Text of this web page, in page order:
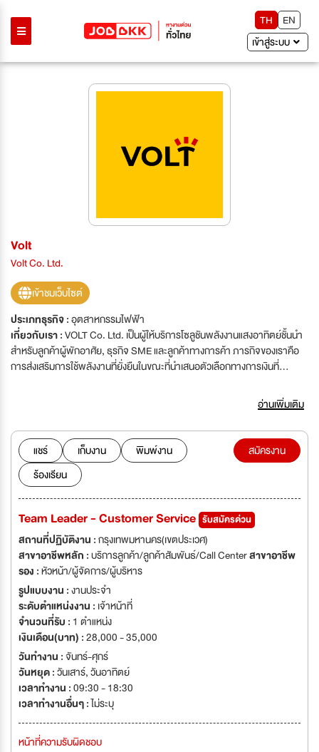
TH
EN
เข้าสู่ระบบ
Volt
Volt Co. Ltd.
เข้าชมเว็บไซต์
ประเภทธุรกิจ :อุตสาหกรรมไฟฟ้า
เกี่ยวกับเรา :VOLT Co. Ltd. เป็นผู้ให้บริการโซลูชันพลังงานแสงอาทิตย์ชั้นนำ
สำหรับลูกค้าผู้พักอาศัย, ธุรกิจ SME และลูกค้าทางการค้า ภารกิจของเราคือ
การส่งเสริมการใช้พลังงานที่ยั่งยืนในขณะที่นำเสนอตัวเลือกทางการเงินที่
อ่านเพิ่มเติม
แชร์ เก็บงาน
พิมพ์งาน
ร้องเรียน
สมัครงาน
Team Leader - Customer Service รับสมัครด่วน
สถานที่ปฏิบัติงาน :กรุงเทพมหานคร(เขตประเวศ)
สาขาอาชีพหลัก :บริการลูกค้า/ลูกค้าสัมพันธ์/Call Centerสาขาอาชีพ
รอง :หัวหน้า/ผู้จัดการ/ผู้บริหาร
รูปแบบงาน :งานประจำ
ระดับตำแหน่งงาน : เจ้าหน้าที่
จำนวนที่รับ : 1 ตำแหน่ง
เงินเดือน(บาท) :28,000 - 35,000
วันทำงาน :จันทร์-ศุกร์
วันหยุด :วันเสาร์,วันอาทิตย์
เวลาทำงาน :09:30 - 18:30
เวลาทำงานอื่นๆ :ไม่ระบุ
หน้าที่ความรับผิดชอบ